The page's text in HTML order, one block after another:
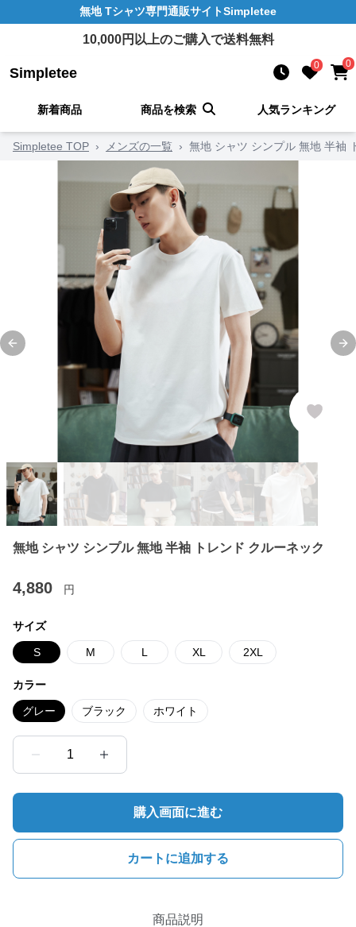
無地 Tシャツ専門通販サイトSimpletee
10,000円以上のご購入で送料無料
Simpletee 0 0
新着商品 商品を検索 人気ランキング
Simpletee TOP › メンズの一覧 › 無地 シャツ シンプル 無地 半袖
Previous slide
無地 シャツ シンプル 無地 半袖 トレンド クルーネック
4,880 円
サイズ
S M L XL 2XL
カラー
グレー ブラック ホワイト
1
購入画面に進む
カートに追加する
商品説明